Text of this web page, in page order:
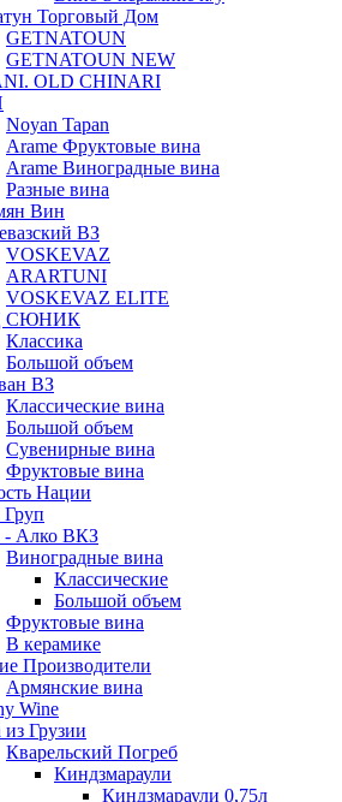
Торговый Дом
GETNATOUN
GETNATOUN NEW
OLD CHINARI
Noyan Tapan
Arame Фруктовые вина
Arame Виноградные вина
Разные вина
Вин
ВЗ
VOSKEVAZ
ARARTUNI
VOSKEVAZ ELITE
СЮНИК
Классика
Большой объем
ВЗ
Классические вина
Большой объем
Сувенирные вина
Фруктовые вина
Нации
- Алко ВКЗ
Виноградные вина
Классические
Большой объем
Фруктовые вина
В керамике
Производители
Армянские вина
Wine
Грузии
Кварельский Погреб
Киндзмараули
Киндзмараули 0,75л